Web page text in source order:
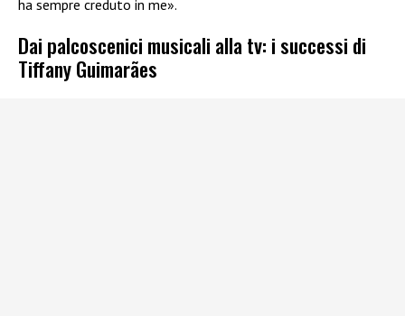
ha sempre creduto in me».
Dai palcoscenici musicali alla tv: i successi di
Tiffany Guimarães